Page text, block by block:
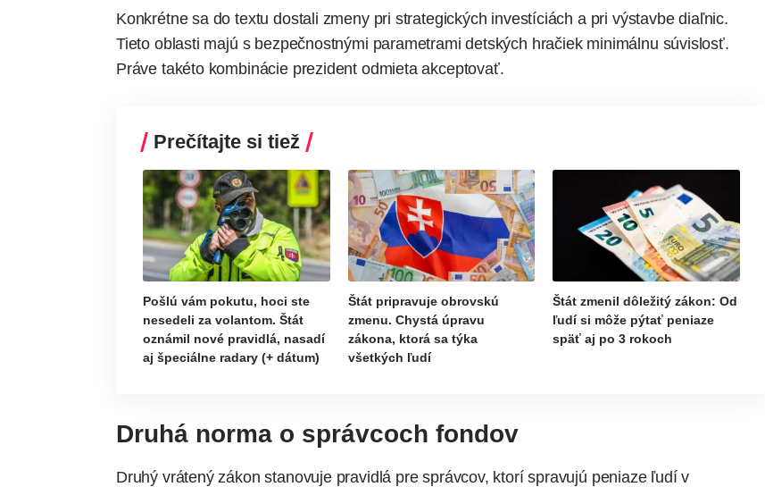
Konkrétne sa do textu dostali zmeny pri strategických investíciách a pri výstavbe diaľnic.
Tieto oblasti majú s bezpečnostnými parametrami detských hračiek minimálnu súvislosť.
Práve takéto kombinácie prezident odmieta akceptovať.
Prečítajte si tiež
Pošlú vám pokutu, hoci ste
nesedeli za volantom. Štát
oznámil nové pravidlá, nasadí
aj špeciálne radary (+ dátum)
Štát pripravuje obrovskú
zmenu. Chystá úpravu
zákona, ktorá sa týka
všetkých ľudí
Štát zmenil dôležitý zákon: Od
ľudí si môže pýtať peniaze
späť aj po 3 rokoch
Druhá norma o správcoch fondov
Druhý vrátený zákon stanovuje pravidlá pre správcov, ktorí spravujú peniaze ľudí v